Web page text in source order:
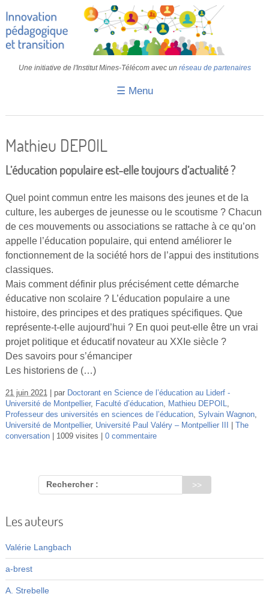
Une initiative de l'Institut Mines-Télécom avec un réseau de partenaires
☰ Menu
IMT
Colloques
Vidéos
S’inscrire
Se connecter
Mathieu DEPOIL
L’éducation populaire est-elle toujours d’actualité ?
Quel point commun entre les maisons des jeunes et de la
culture, les auberges de jeunesse ou le scoutisme ? Chacun
de ces mouvements ou associations se rattache à ce qu’on
appelle l’éducation populaire, qui entend améliorer le
fonctionnement de la société hors de l’appui des institutions
classiques.
Mais comment définir plus précisément cette démarche
éducative non scolaire ? L’éducation populaire a une
histoire, des principes et des pratiques spécifiques. Que
représente-t-elle aujourd’hui ? En quoi peut-elle être un vrai
projet politique et éducatif novateur au XXIe siècle ?
Des savoirs pour s’émanciper
Les historiens de (…)
21 juin 2021 par Doctorant en Science de l’éducation au Liderf -
Université de Montpellier, Faculté d’éducation, Mathieu DEPOIL
Professeur des universités en sciences de l’éducation, Sylvain Wagnon,
Université de Montpellier, Université Paul Valéry – Montpellier III
The
conversation
1009 visites 0 commentaire
Rechercher :
Les auteurs
Valérie Langbach
a-brest
A. Strebelle